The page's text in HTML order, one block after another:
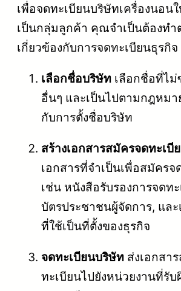
เพื่อจดทะเบียนบริษัทเครื่องนอน
เป็นกลุ่มลูกค้า คุณจำเป็นต้องท
เกี่ยวข้องกับการจดทะเบียนธุรกิ
เลือกชื่อบริษัท เลือกชื่อที่ไ
อื่นๆ และเป็นไปตามกฎหมา
กับการตั้งชื่อบริษัท
สร้างเอกสารสมัครจดทะเบี
เอกสารที่จำเป็นเพื่อสมัครจ
เช่น หนังสือรับรองการจดท
บัตรประชาชนผู้จัดการ, แล
ที่ใช้เป็นที่ตั้งของธุรกิจ
จดทะเบียนบริษัท ส่งเอกสา
ทะเบียนไปยังหน่วยงานที่รั